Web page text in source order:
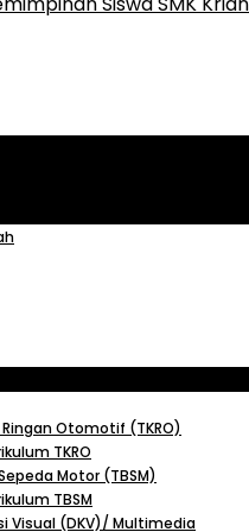
Otomotif (TKRO)
TKRO
Motor (TBSM)
TBSM
Visual (DKV)/ Multimedia